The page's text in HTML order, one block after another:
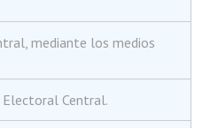
mediante los medios
Central.